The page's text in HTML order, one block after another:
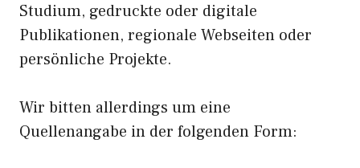
Studium, gedruckte oder digitale
Publikationen, regionale Webseiten oder
persönliche Projekte.
Wir bitten allerdings um eine
Quellenangabe in der folgenden Form: